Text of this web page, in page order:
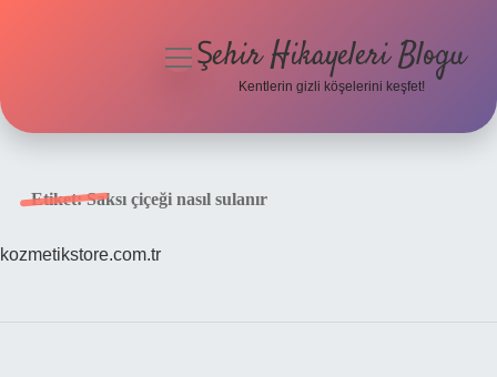
menüyüŞehir Hikayeleri Blogu
Kentlerin gizli köşelerini keşfet!
Etiket:Saksı çiçeği nasıl sulanır
kozmetikstore.com.tr